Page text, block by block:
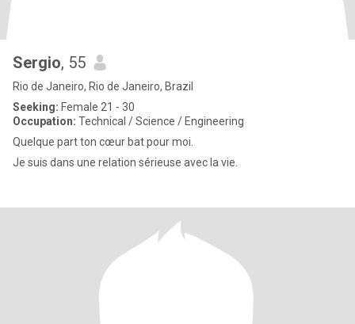
Sergio, 55
Rio de Janeiro, Rio de Janeiro, Brazil
Seeking: Female 21 - 30
Occupation: Technical / Science / Engineering
Quelque part ton cœur bat pour moi.
Je suis dans une relation sérieuse avec la vie.